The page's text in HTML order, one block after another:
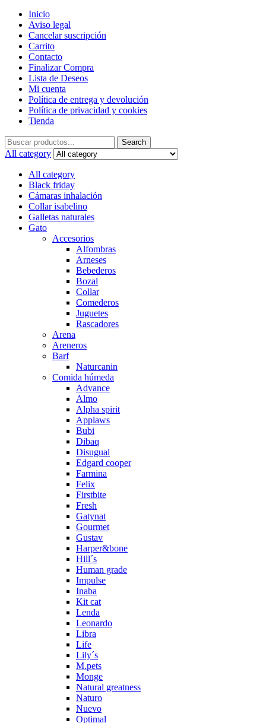
Inicio
Aviso legal
Cancelar suscripción
Carrito
Contacto
Finalizar Compra
Lista de Deseos
Mi cuenta
Política de entrega y devolución
Política de privacidad y cookies
Tienda
Search
for:
Search
All category
All category
Black friday
Cámaras inhalación
Collar isabelino
Galletas naturales
Gato
Accesorios
Alfombras
Arneses
Bebederos
Bozal
Collar
Comederos
Juguetes
Rascadores
Arena
Areneros
Barf
Naturcanin
Comida húmeda
Advance
Almo
Alpha spirit
Applaws
Bubi
Dibaq
Disugual
Edgard cooper
Farmina
Felix
Firstbite
Fresh
Gatynat
Gourmet
Gustav
Harper&bone
Hill´s
Human grade
Impulse
Inaba
Kit cat
Lenda
Leonardo
Libra
Life
Lily´s
M.pets
Monge
Natural greatness
Naturo
Nuevo
Optimal